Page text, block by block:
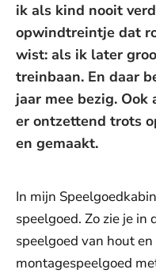
ik als kind nooit
opwindtreintje dat
wist: als ik later
treinbaan. En daar
jaar mee bezig.
er ontzettend trots
en gemaakt.
In mijn
speelgoed. Zo zie je in
speelgoed van hout
montagespeelgoed